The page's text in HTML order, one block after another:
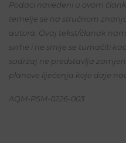
Podaci navedeni u ovom
temelje se na stručnom
autora. Ovaj tekst/članak
svrhe i ne smije se tumačiti
sadržaj ne predstavlja
planove liječenja koje daje
AQM-PSM-0226-003